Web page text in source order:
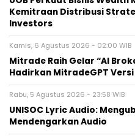
Kemitraan Distribusi
Investors
Kamis, 6 Agustus 2026 - 02:00 WIB
Mitrade Raih Gelar “AI
Hadirkan MitradeGPT
Rabu, 5 Agustus 2026 - 23:58 WIB
UNISOC Lyric Audio:
Mendengarkan Audio